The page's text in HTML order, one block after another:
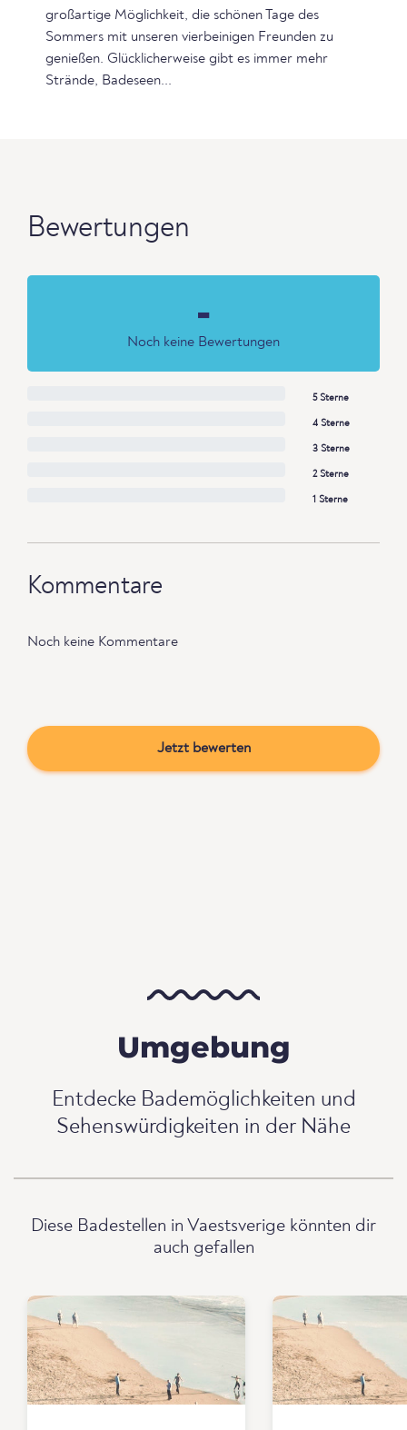
großartige Möglichkeit, die schönen Tage des
Sommers mit unseren vierbeinigen Freunden zu
genießen. Glücklicherweise gibt es immer mehr
Strände, Badeseen...
Bewertungen
-
Noch keine Bewertungen
5 Sterne
4 Sterne
3 Sterne
2 Sterne
1 Sterne
Kommentare
Noch keine Kommentare
Jetzt bewerten
Umgebung
Entdecke Bademöglichkeiten und
Sehenswürdigkeiten in der Nähe
Diese Badestellen in Vaestsverige könnten dir
auch gefallen